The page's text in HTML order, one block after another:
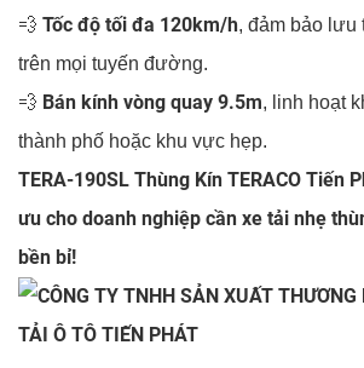
💨 Tốc độ tối đa 120km/h, đảm bảo lưu
trên mọi tuyến đường.
💨 Bán kính vòng quay 9.5m, linh hoạt
thành phố hoặc khu vực hẹp.
TERA-190SL Thùng Kín TERACO Tiến
ưu cho doanh nghiệp cần xe tải nhẹ
bền bỉ!